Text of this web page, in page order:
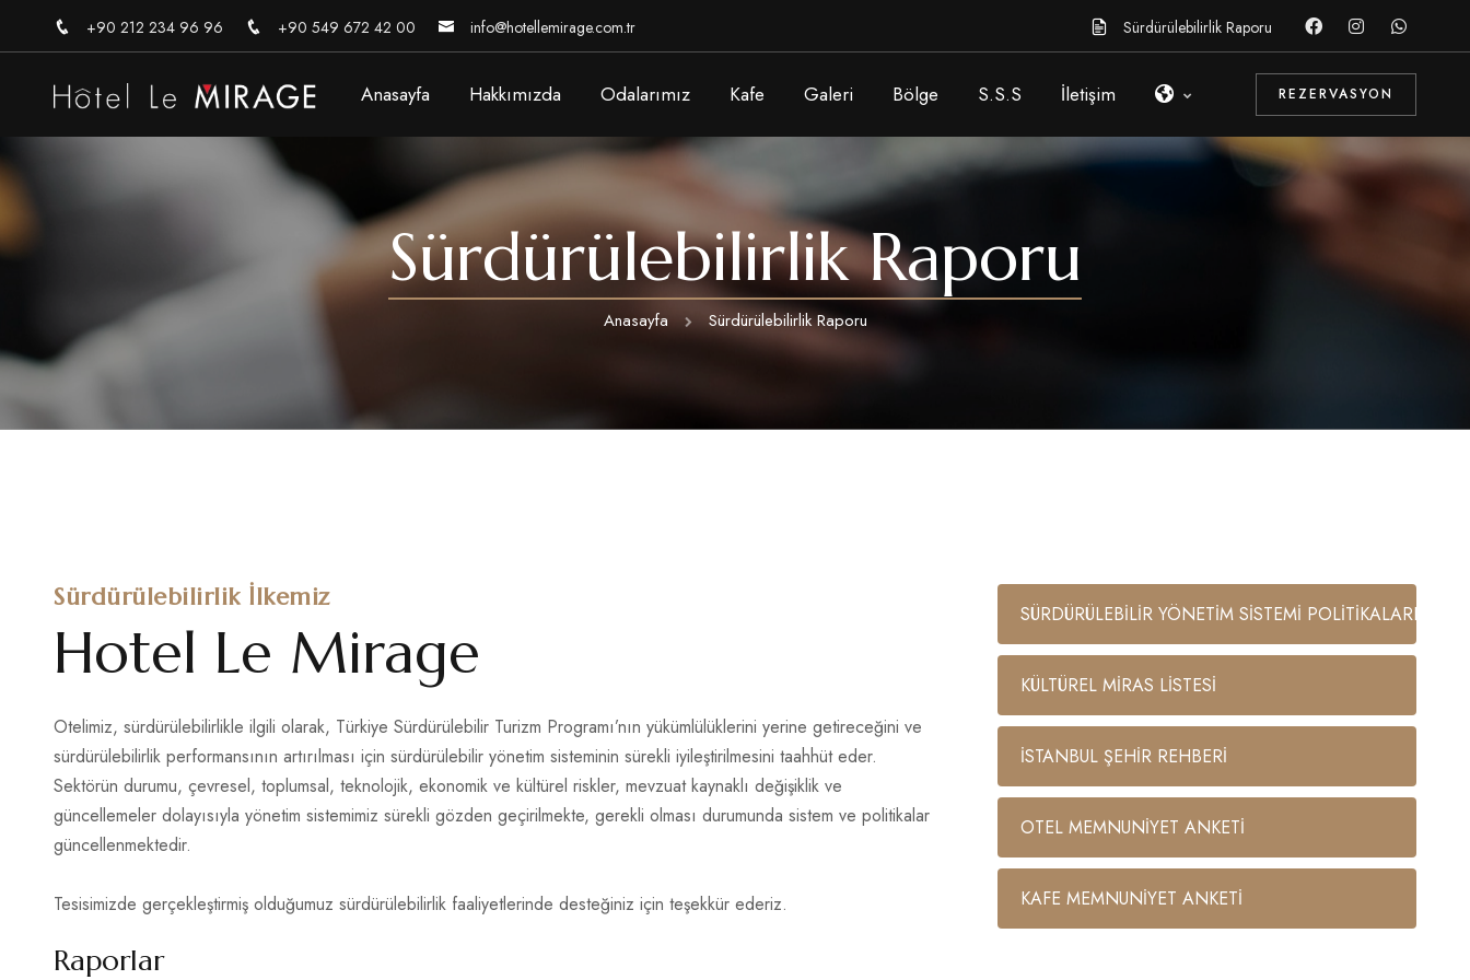
+90 212 234 96 96 +90 549 672 42 00 info@hotellemirage.com.tr Sürdürülebilirlik Raporu
Anasayfa Hakkımızda Odalarımız Kafe Galeri Bölge S.S.S İletişim REZERVASYON
Sürdürülebilirlik Raporu
Anasayfa Sürdürülebilirlik Raporu
Sürdürülebilirlik İlkemiz
Hotel Le Mirage
Otelimiz, sürdürülebilirlikle ilgili olarak, Türkiye Sürdürülebilir Turizm Programı’nın yükümlülüklerini yerine getireceğini ve
sürdürülebilirlik performansının artırılması için sürdürülebilir yönetim sisteminin sürekli iyileştirilmesini taahhüt eder.
Sektörün durumu, çevresel, toplumsal, teknolojik, ekonomik ve kültürel riskler, mevzuat kaynaklı değişiklik ve
güncellemeler dolayısıyla yönetim sistemimiz sürekli gözden geçirilmekte, gerekli olması durumunda sistem ve politikalar
güncellenmektedir.
Tesisimizde gerçekleştirmiş olduğumuz sürdürülebilirlik faaliyetlerinde desteğiniz için teşekkür ederiz.
SÜRDÜRÜLEBİLİR YÖNETİM SİSTEMİ POLİTİKALARI
KÜLTÜREL MİRAS LİSTESİ
İSTANBUL ŞEHİR REHBERİ
OTEL MEMNUNİYET ANKETİ
KAFE MEMNUNİYET ANKETİ
Raporlar